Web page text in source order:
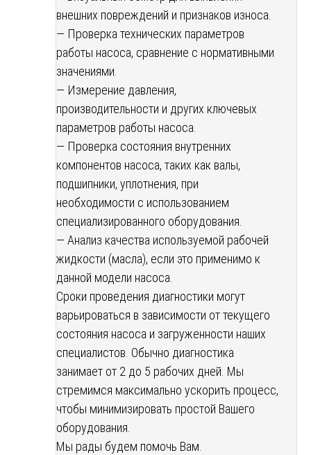
внешних повреждений и признаков износа.
— Проверка технических параметров
работы насоса, сравнение с нормативными
значениями.
— Измерение давления,
производительности и других ключевых
параметров работы насоса.
— Проверка состояния внутренних
компонентов насоса, таких как валы,
подшипники, уплотнения, при
необходимости с использованием
специализированного оборудования.
— Анализ качества используемой рабочей
жидкости (масла), если это применимо к
данной модели насоса.
Сроки проведения диагностики могут
варьироваться в зависимости от текущего
состояния насоса и загруженности наших
специалистов. Обычно диагностика
занимает от 2 до 5 рабочих дней. Мы
стремимся максимально ускорить процесс,
чтобы минимизировать простой Вашего
оборудования.
Мы рады будем помочь Вам.